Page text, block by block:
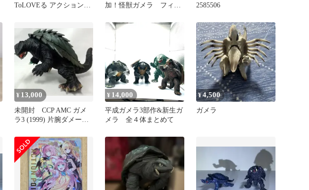
ToLOVEる アクションポ
加！怪獣ガメラ フィギ
ーツ付き
2585506
¥ 13,000
未開封 CCP AMC ガメ
ラ3 (1999) 片腕ダメージ
¥ 14,000
平成ガメラ3部作&新生ガ
メラ 全４体まとめて
¥4,500
ガメラ